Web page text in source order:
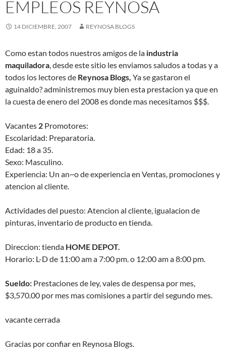
EMPLEOS REYNOSA
14 DICIEMBRE, 2007 REYNOSA BLOGS
Como estan todos nuestros amigos de la industria
maquiladora, desde este sitio les enviamos saludos a todas y a
todos los lectores de Reynosa Blogs, Yase gastaron el
aguinaldo? administremos muy bien esta prestacion ya que en
la cuesta de enero del 2008 es donde mas necesitamos $$$.
Vacantes 2 Promotores:
Escolaridad: Preparatoria.
Edad: 18 a 35.
Sexo: Masculino.
Experiencia: Un an~o de experiencia en Ventas, promociones y
atencion al cliente.
Actividades del puesto: Atencion al cliente, igualacion de
pinturas, inventario de producto en tienda.
Direccion: tienda HOME DEPOT.
Horario: L-D de 11:00 am a 7:00 pm. o 12:00 am a 8:00 pm.
Sueldo: Prestaciones de ley, vales de despensa por mes,
$3,570.00 por mes mas comisiones a partir del segundo mes.
vacante cerrada
Gracias por confiar en Reynosa Blogs.